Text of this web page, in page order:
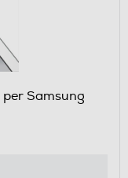
per Samsung